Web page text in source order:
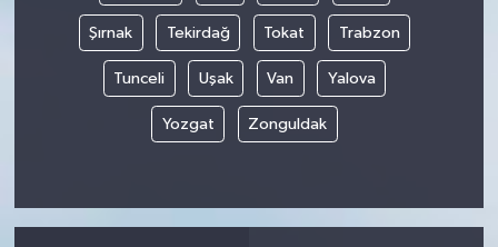
Şırnak Tekirdağ Tokat Trabzon
Tunceli Uşak Van Yalova
Yozgat Zonguldak